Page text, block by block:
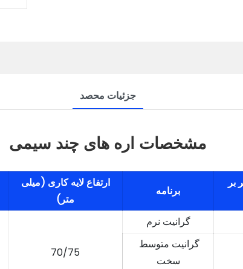
جزئیات محصد
مشخصات اره های چند سیمی
ارتفاع لایه کاری (میلی
متر)
برنامه
70/75
گرانیت نرم
گرانیت متوسط ​​
سخت